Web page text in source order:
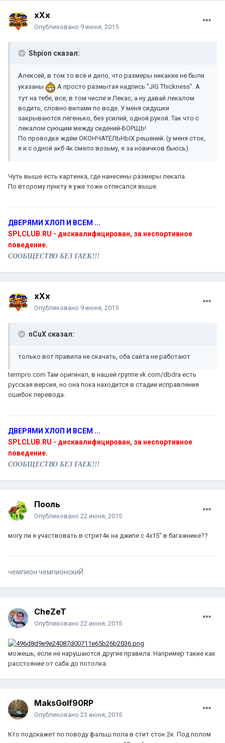
xXx
Опубликовано 9 июня, 2015
Shpion сказал:
Алексей, в том то всё и дело, что размеры никакие не были
указаны
А просто размытая надпись "JIG Thickness". А
тут на тебе, все, в том числе и Лекас, а ну давай лекалом
водить, словно вилами по воде. У меня сидушки
закрываются лёгенько, без усилий, одной рукой. Так что с
лекалом сующим между сидений-БОРЩЬ!
По проводке ждём ОКОНЧАТЕЛЬНЫХ решений. (у меня сток,
я и с одной акб 4к смело возьму, я за новичков бьюсь)
Чуть выше есть картинка, где нанесены размеры лекала.
По второму пункту я уже тоже отписался выше.
ДВЕРЯМИ ХЛОП И ВСЕМ ...
SPLCLUB.RU - дисквалифицирован, за неспортивное
поведение.
СООБЩЕСТВО БЕЗ ГАЕК!!!
xXx
Опубликовано 9 июня, 2015
nCuX сказал:
только вот правила не скачать, оба сайта не работают
termpro.com Там оригинал, в нашей группе vk.com/dbdra есть
русская версия, но она пока находится в стадии исправления
ошибок перевода.
ДВЕРЯМИ ХЛОП И ВСЕМ ...
SPLCLUB.RU - дисквалифицирован, за неспортивное
поведение.
СООБЩЕСТВО БЕЗ ГАЕК!!!
Пооль
Опубликовано 22 июня, 2015
могу ли я участвовать в стрит4к на джипе с 4х15" в багажнике??
чемпион чемпионскиЙ
CheZeT
Опубликовано 22 июня, 2015
можешь, если не нарушаются другие правила. Например такие как
расстояние от саба до потолка.
MaksGolf90RP
Опубликовано 23 июня, 2015
Кто подскажет по поводу фальш пола в стит сток 2к. Под полом